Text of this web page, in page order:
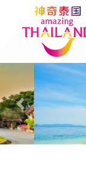
Previous